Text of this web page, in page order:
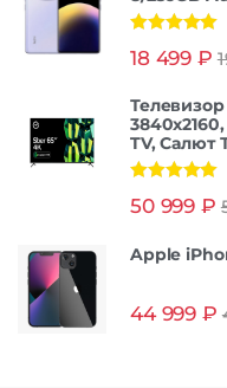
из 5
18 499 ₽
Телевизор
TV, Салют
из 5
50 999 ₽
Apple
44 999 ₽